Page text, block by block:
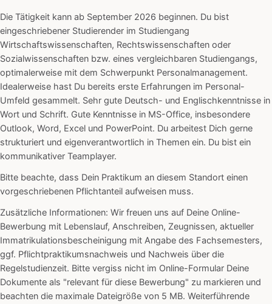
Die Tätigkeit kann ab September 2026 beginnen. Du bist
eingeschriebener Studierender im Studiengang
Wirtschaftswissenschaften, Rechtswissenschaften oder
Sozialwissenschaften bzw. eines vergleichbaren Studiengangs,
optimalerweise mit dem Schwerpunkt Personalmanagement.
Idealerweise hast Du bereits erste Erfahrungen im Personal-
Umfeld gesammelt. Sehr gute Deutsch- und Englischkenntnisse in
Wort und Schrift. Gute Kenntnisse in MS-Office, insbesondere
Outlook, Word, Excel und PowerPoint. Du arbeitest Dich gerne
strukturiert und eigenverantwortlich in Themen ein. Du bist ein
kommunikativer Teamplayer.
Bitte beachte, dass Dein Praktikum an diesem Standort einen
vorgeschriebenen Pflichtanteil aufweisen muss.
Zusätzliche Informationen: Wir freuen uns auf Deine Online-
Bewerbung mit Lebenslauf, Anschreiben, Zeugnissen, aktueller
Immatrikulationsbescheinigung mit Angabe des Fachsemesters,
ggf. Pflichtpraktikumsnachweis und Nachweis über die
Regelstudienzeit. Bitte vergiss nicht im Online-Formular Deine
Dokumente als "relevant für diese Bewerbung" zu markieren und
beachten die maximale Dateigröße von 5 MB. Weiterführende